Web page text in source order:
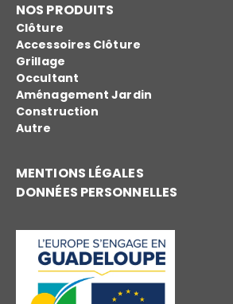
NOS PRODUITS
Clôture
Accessoires Clôture
Grillage
Occultant
Aménagement Jardin
Construction
Autre
MENTIONS LÉGALES
DONNÉES PERSONNELLES